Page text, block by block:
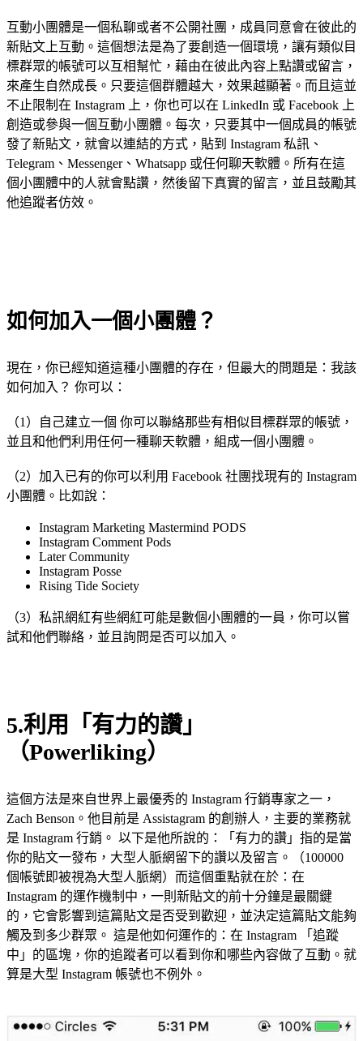
互動小團體是一個私聊或者不公開社團，成員同意會在彼此的
新貼文上互動。這個想法是為了要創造一個環境，讓有類似目
標群眾的帳號可以互相幫忙，藉由在彼此內容上點讚或留言，
來產生自然成長。只要這個群體越大，效果越顯著。而且這並
不止限制在 Instagram 上，你也可以在 LinkedIn 或 Facebook 上
創造或參與一個互動小團體。每次，只要其中一個成員的帳號
發了新貼文，就會以連結的方式，貼到 Instagram 私訊、
Telegram、Messenger、Whatsapp 或任何聊天軟體。所有在這
個小團體中的人就會點讚，然後留下真實的留言，並且鼓勵其
他追蹤者仿效。
如何加入一個小團體？
現在，你已經知道這種小團體的存在，但最大的問題是：我該
如何加入？ 你可以：
（1）自己建立一個 你可以聯絡那些有相似目標群眾的帳號，
並且和他們利用任何一種聊天軟體，組成一個小團體。
（2）加入已有的你可以利用 Facebook 社團找現有的 Instagram
小團體。比如說：
Instagram Marketing Mastermind PODS
Instagram Comment Pods
Later Community
Instagram Posse
Rising Tide Society
（3）私訊網紅有些網紅可能是數個小團體的一員，你可以嘗
試和他們聯絡，並且詢問是否可以加入。
5.利用「有力的讚」
（Powerliking）
這個方法是來自世界上最優秀的 Instagram 行銷專家之一，
Zach Benson。他目前是 Assistagram 的創辦人，主要的業務就
是 Instagram 行銷。 以下是他所說的：「有力的讚」指的是當
你的貼文一發布，大型人脈網留下的讚以及留言。（100000
個帳號即被視為大型人脈網）而這個重點就在於：在
Instagram 的運作機制中，一則新貼文的前十分鐘是最關鍵
的，它會影響到這篇貼文是否受到歡迎，並決定這篇貼文能夠
觸及到多少群眾。 這是他如何運作的：在 Instagram 「追蹤
中」的區塊，你的追蹤者可以看到你和哪些內容做了互動。就
算是大型 Instagram 帳號也不例外。